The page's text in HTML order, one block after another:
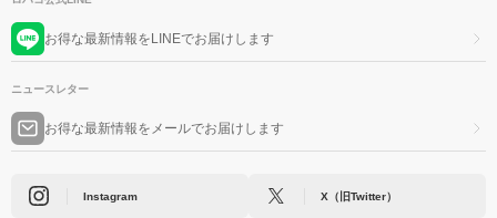
お得な最新情報をLINEでお届けします
ニュースレター
お得な最新情報をメールでお届けします
Instagram X（旧Twitter）